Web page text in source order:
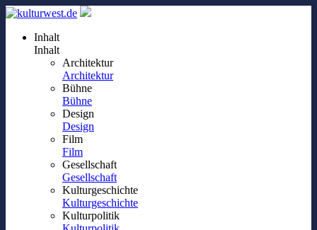
Inhalt
Inhalt
Architektur
Architektur
Bühne
Bühne
Design
Design
Film
Film
Gesellschaft
Gesellschaft
Kulturgeschichte
Kulturgeschichte
Kulturpolitik